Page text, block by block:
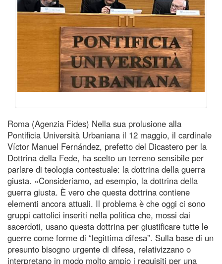
Roma (Agenzia Fides) Nella sua prolusione alla
Pontificia Università Urbaniana il 12 maggio, il cardinale
Víctor Manuel Fernández, prefetto del Dicastero per la
Dottrina della Fede, ha scelto un terreno sensibile per
parlare di teologia contestuale: la dottrina della guerra
giusta. «Consideriamo, ad esempio, la dottrina della
guerra giusta. È vero che questa dottrina contiene
elementi ancora attuali. Il problema è che oggi ci sono
gruppi cattolici inseriti nella politica che, mossi dai
sacerdoti, usano questa dottrina per giustificare tutte le
guerre come forme di “legittima difesa”. Sulla base di un
presunto bisogno urgente di difesa, relativizzano o
interpretano in modo molto ampio i requisiti per una